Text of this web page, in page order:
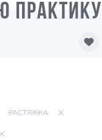
ПРАКТИКУ
РАСТЯЖКА